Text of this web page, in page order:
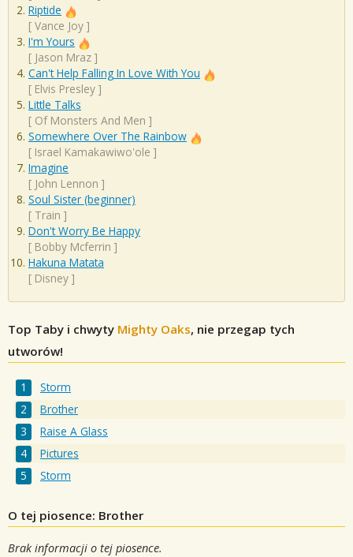
Riptide
[ Vance Joy ]
I'm Yours
[ Jason Mraz ]
Can't Help Falling In Love With You
[ Elvis Presley ]
Little Talks
[ Of Monsters And Men ]
Somewhere Over The Rainbow
[ Israel Kamakawiwo'ole ]
Imagine
[ John Lennon ]
Soul Sister (beginner)
[ Train ]
Don't Worry Be Happy
[ Bobby Mcferrin ]
Hakuna Matata
[ Disney ]
Top Taby i chwyty Mighty Oaks, nie przegap tych
utworów!
Storm
Brother
Raise A Glass
Pictures
Storm
O tej piosence: Brother
Brak informacji o tej piosence.